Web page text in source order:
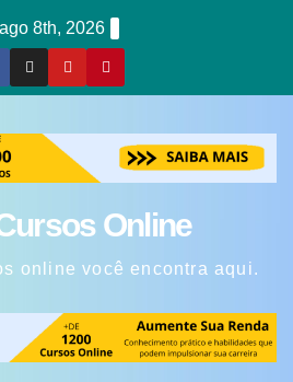
8th, 2026
Online
online você encontra aqui.